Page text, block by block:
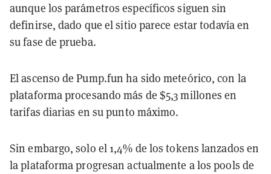
aunque los parámetros específicos siguen sin
definirse, dado que el sitio parece estar todavía en
su fase de prueba.
El ascenso de Pump.fun ha sido meteórico, con la
plataforma procesando más de $5,3 millones en
tarifas diarias en su punto máximo.
Sin embargo, solo el 1,4% de los tokens lanzados en
la plataforma progresan actualmente a los pools de